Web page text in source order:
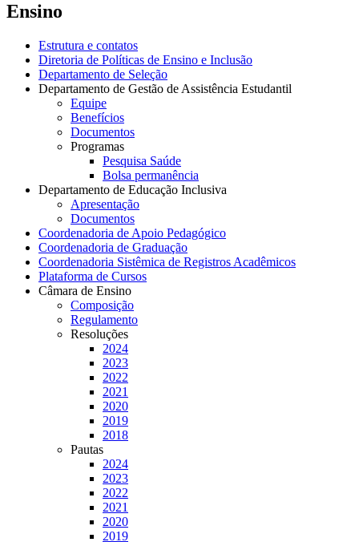
Ensino
Estrutura e contatos
Diretoria de Políticas de Ensino e Inclusão
Departamento de Seleção
Departamento de Gestão de Assistência Estudantil
Equipe
Benefícios
Documentos
Programas
Pesquisa Saúde
Bolsa permanência
Departamento de Educação Inclusiva
Apresentação
Documentos
Coordenadoria de Apoio Pedagógico
Coordenadoria de Graduação
Coordenadoria Sistêmica de Registros Acadêmicos
Plataforma de Cursos
Câmara de Ensino
Composição
Regulamento
Resoluções
2024
2023
2022
2021
2020
2019
2018
Pautas
2024
2023
2022
2021
2020
2019